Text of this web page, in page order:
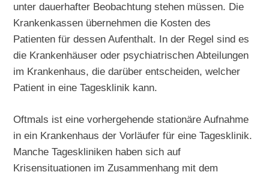
unter dauerhafter Beobachtung stehen müssen. Die
Krankenkassen übernehmen die Kosten des
Patienten für dessen Aufenthalt. In der Regel sind es
die Krankenhäuser oder psychiatrischen Abteilungen
im Krankenhaus, die darüber entscheiden, welcher
Patient in eine Tagesklinik kann.
Oftmals ist eine vorhergehende stationäre Aufnahme
in ein Krankenhaus der Vorläufer für eine Tagesklinik.
Manche Tageskliniken haben sich auf
Krisensituationen im Zusammenhang mit dem